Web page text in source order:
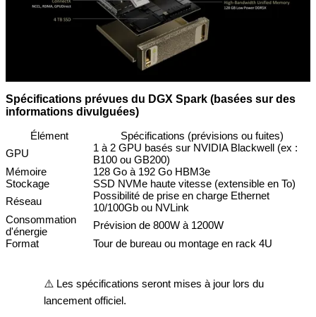
Spécifications prévues du DGX Spark (basées sur des
informations divulguées)
Élément
Spécifications (prévisions ou fuites)
GPU
1 à 2 GPU basés sur NVIDIA Blackwell (ex :
B100 ou GB200)
Mémoire
128 Go à 192 Go HBM3e
Stockage
SSD NVMe haute vitesse (extensible en To)
Réseau
Possibilité de prise en charge Ethernet
10/100Gb ou NVLink
Consommation
d'énergie
Prévision de 800W à 1200W
Format
Tour de bureau ou montage en rack 4U
⚠️ Les spécifications seront mises à jour lors du
lancement officiel.